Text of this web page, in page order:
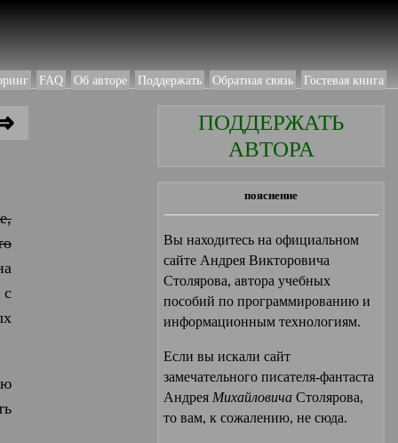
FAQ Об авторе Поддержать Обратная связь Гостевая книга
ПОДДЕРЖАТЬ
АВТОРА
пояснение
Вы находитесь на официальном
сайте Андрея Викторовича
Столярова, автора учебных
пособий по программированию и
информационным технологиям.
Если вы искали сайт
замечательного писателя-фантаста
Андрея Михайловича Столярова,
то вам, к сожалению, не сюда.